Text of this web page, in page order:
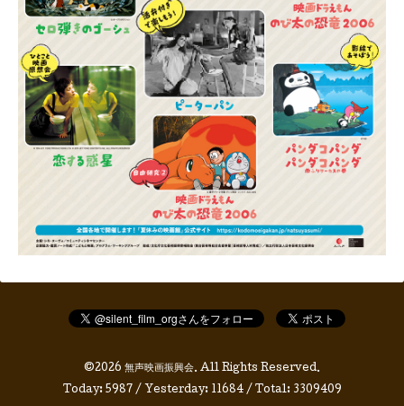
©2026 無声映画振興会. All Rights Reserved.
Today: 5987 / Yesterday: 11684/ Total: 3309409